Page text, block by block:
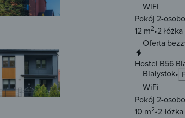
WiFi
Pokój 2-
12 m2 2 łóżka
Oferta
Hostel B56
Białystok
WiFi
Pokój 2-
10 m2 2 łóżka